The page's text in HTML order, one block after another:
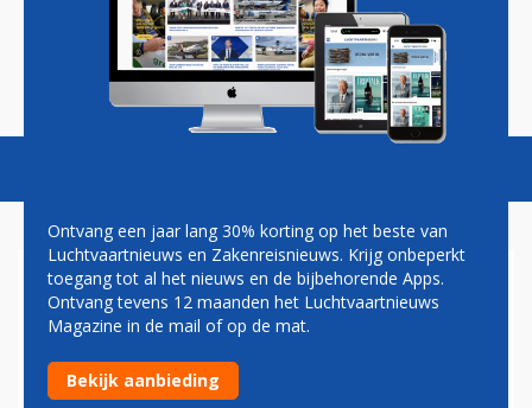
Magazine Podcasts Vacatures
FAILLIET
Enige overgebleven Britse gebruiker Airbus A340
vraagt faillissement aan
Ontvang een jaar lang 30% korting op het beste van
Luchtvaartnieuws en Zakenreisnieuws. Krijg onbeperkt
toegang tot al het nieuws en de bijbehorende Apps.
Ontvang tevens 12 maanden het Luchtvaartnieuws
Magazine in de mail of op de mat.
Bekijk aanbieding